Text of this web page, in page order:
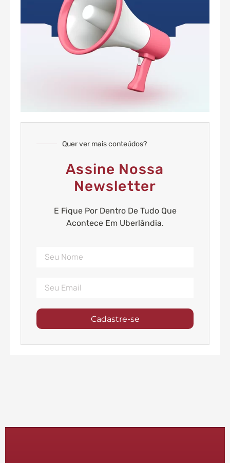
Quer ver mais conteúdos?
Assine Nossa
Newsletter
E Fique Por Dentro De Tudo Que
Acontece Em Uberlândia.
Cadastre-se